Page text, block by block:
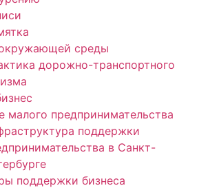
среды
дорожно-транспортного
малого предпринимательства
поддержки
в Санкт-
поддержки бизнеса